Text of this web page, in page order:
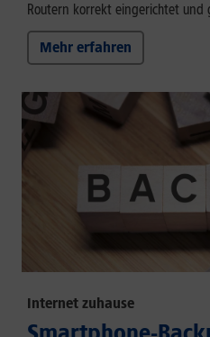
Routern korrekt eingerichtet und
Mehr erfahren
Internet zuhause